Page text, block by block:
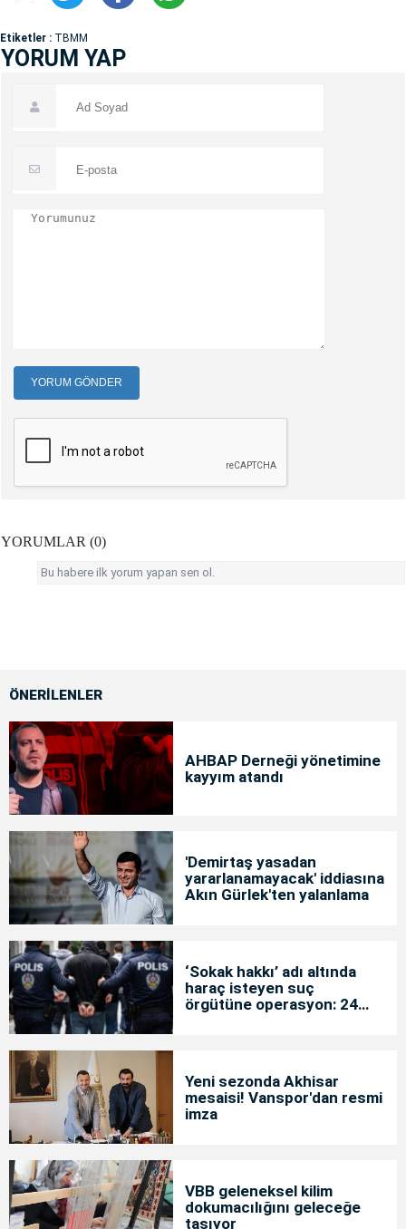
Etiketler : TBMM
YORUM YAP
YORUM GÖNDER
YORUMLAR (0)
Bu habere ilk yorum yapan sen ol.
ÖNERİLENLER
AHBAP Derneği yönetimine
kayyım atandı
'Demirtaş yasadan
yararlanamayacak' iddiasına
Akın Gürlek'ten yalanlama
‘Sokak hakkı’ adı altında
haraç isteyen suç
örgütüne operasyon: 24
Yeni sezonda Akhisar
mesaisi! Vanspor'dan resmi
imza
VBB geleneksel kilim
dokumacılığını geleceğe
taşıyor